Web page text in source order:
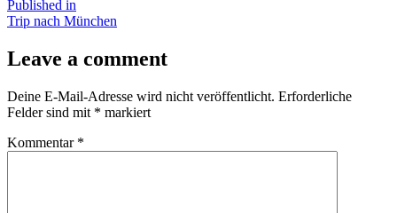
size
Beitragsnavigation
Published in
Trip nach München
Leave a comment
Deine E-Mail-Adresse wird nicht veröffentlicht. Erforderliche
Felder sind mit * markiert
Kommentar *